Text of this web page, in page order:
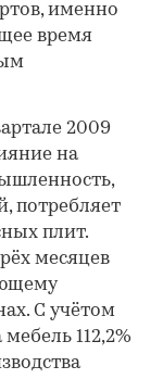
именно
время
2009
на
потребляет
плит.
месяцев
С учётом
112,2%